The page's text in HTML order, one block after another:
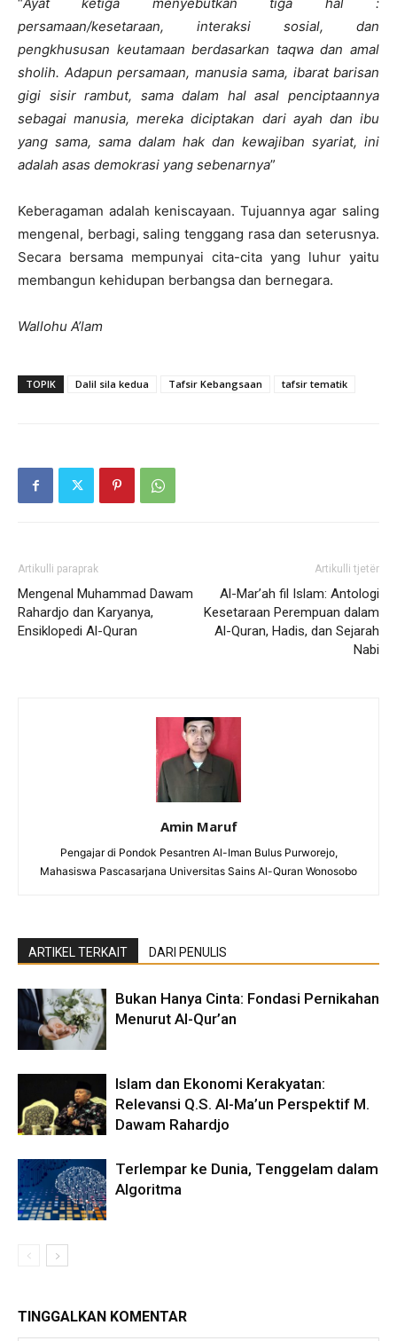
persamaan/kesetaraan, interaksi sosial, dan
pengkhususan keutamaan berdasarkan taqwa dan amal
sholih. Adapun persamaan, manusia sama, ibarat barisan
gigi sisir rambut, sama dalam hal asal penciptaannya
sebagai manusia, mereka diciptakan dari ayah dan ibu
yang sama, sama dalam hak dan kewajiban syariat, ini
adalah asas demokrasi yang sebenarnya”
Keberagaman adalah keniscayaan. Tujuannya agar saling
mengenal, berbagi, saling tenggang rasa dan seterusnya.
Secara bersama mempunyai cita-cita yang luhur yaitu
membangun kehidupan berbangsa dan bernegara.
Wallohu A’lam
TOPIK Dalil sila kedua Tafsir Kebangsaan tafsir tematik
Artikulli paraprak
Mengenal Muhammad Dawam
Rahardjo dan Karyanya,
Ensiklopedi Al-Quran
Artikulli tjetër
Al-Mar’ah fil Islam: Antologi
Kesetaraan Perempuan dalam
Al-Quran, Hadis, dan Sejarah
Nabi
Amin Maruf
Pengajar di Pondok Pesantren Al-Iman Bulus Purworejo,
Mahasiswa Pascasarjana Universitas Sains Al-Quran Wonosobo
ARTIKEL TERKAIT DARI PENULIS
Bukan Hanya Cinta: Fondasi Pernikahan
Menurut Al-Qur’an
Islam dan Ekonomi Kerakyatan:
Relevansi Q.S. Al-Ma’un Perspektif M.
Dawam Rahardjo
Terlempar ke Dunia, Tenggelam dalam
Algoritma
TINGGALKAN KOMENTAR